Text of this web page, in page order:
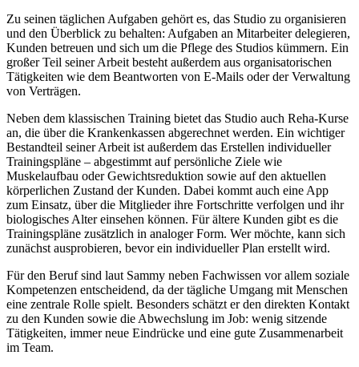
Zu seinen täglichen Aufgaben gehört es, das Studio zu organisieren
und den Überblick zu behalten: Aufgaben an Mitarbeiter delegieren,
Kunden betreuen und sich um die Pflege des Studios kümmern. Ein
großer Teil seiner Arbeit besteht außerdem aus organisatorischen
Tätigkeiten wie dem Beantworten von E-Mails oder der Verwaltung
von Verträgen.
Neben dem klassischen Training bietet das Studio auch Reha-Kurse
an, die über die Krankenkassen abgerechnet werden. Ein wichtiger
Bestandteil seiner Arbeit ist außerdem das Erstellen individueller
Trainingspläne – abgestimmt auf persönliche Ziele wie
Muskelaufbau oder Gewichtsreduktion sowie auf den aktuellen
körperlichen Zustand der Kunden. Dabei kommt auch eine App
zum Einsatz, über die Mitglieder ihre Fortschritte verfolgen und ihr
biologisches Alter einsehen können. Für ältere Kunden gibt es die
Trainingspläne zusätzlich in analoger Form. Wer möchte, kann sich
zunächst ausprobieren, bevor ein individueller Plan erstellt wird.
Für den Beruf sind laut Sammy neben Fachwissen vor allem soziale
Kompetenzen entscheidend, da der tägliche Umgang mit Menschen
eine zentrale Rolle spielt. Besonders schätzt er den direkten Kontakt
zu den Kunden sowie die Abwechslung im Job: wenig sitzende
Tätigkeiten, immer neue Eindrücke und eine gute Zusammenarbeit
im Team.